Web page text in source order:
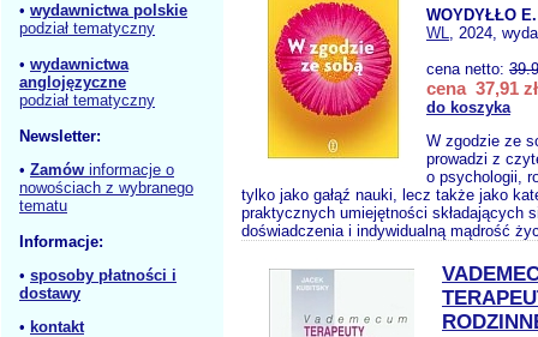
• wydawnictwa polskie
podział tematyczny
• wydawnictwa
anglojęzyczne
podział tematyczny
Newsletter:
• Zamów informacje o
nowościach z wybranego
tematu
Informacje:
• sposoby płatności i
dostawy
• kontakt
WOYDYŁŁO E.
WL, 2024,
cena netto:
cena 37,91 zł
do koszyka
W zgodzie ze
prowadzi z
o psychologii,
tylko jako gałąź nauki, lecz także jako
praktycznych umiejętności składających
doświadczenia i indywidualną mądrość